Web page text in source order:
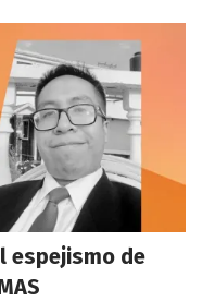
espejismo de